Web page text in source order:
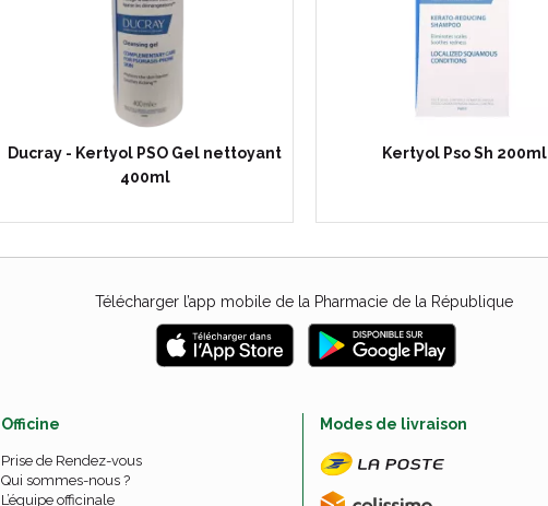
Ducray - Kertyol PSO Gel nettoyant
400ml
Kertyol Pso Sh 200ml
Télécharger l’app mobile de la Pharmacie de la République
Officine
Prise de Rendez-vous
Qui sommes-nous ?
L’équipe officinale
Modes de livraison